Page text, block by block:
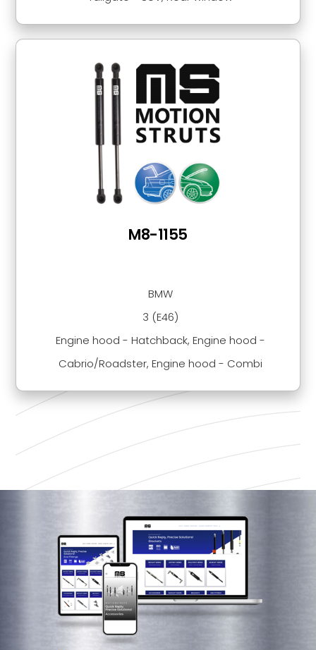
BMW
3 (E46)
Engine hood - Hatchback, Engine hood -
Cabrio/Roadster, Engine hood - Combi
M8-1155